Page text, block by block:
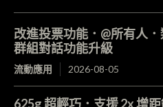
改進投票功能．@所有人
群組對話功能升級
流動應用 2026-08-05
625g 超輕巧．支援 2x 增